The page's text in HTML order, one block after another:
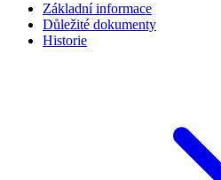
Základní informace
Důležité dokumenty
Historie